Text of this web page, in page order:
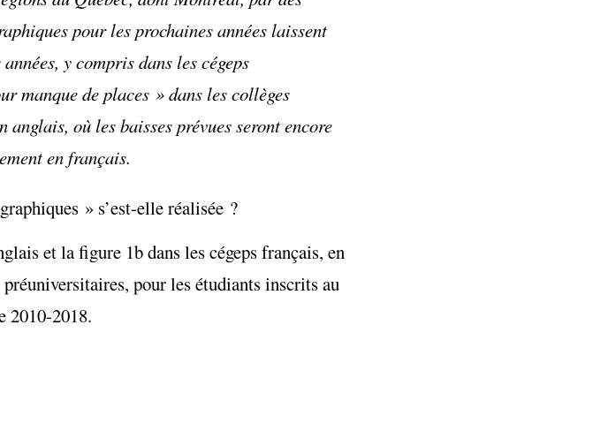
pour les prochaines années laissent
y compris dans les cégeps
manque de places » dans les collèges
où les baisses prévues seront encore
en français.
» s’est-elle réalisée ?
et la figure 1b dans les cégeps français, en
pour les étudiants inscrits au
2010-2018.